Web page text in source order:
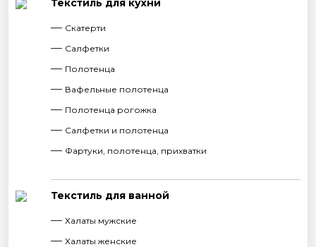
Текстиль для кухни
Скатерти
Салфетки
Полотенца
Вафельные полотенца
Полотенца рогожка
Салфетки и полотенца
Фартуки, полотенца, прихватки
Текстиль для ванной
Халаты мужские
Халаты женские